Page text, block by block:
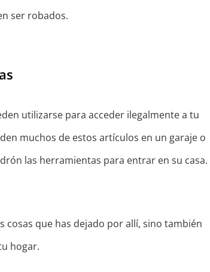
ser robados.
utilizarse para acceder ilegalmente a tu
muchos de estos artículos en un garaje o
las herramientas para entrar en su casa.
cosas que has dejado por allí, sino también
hogar.